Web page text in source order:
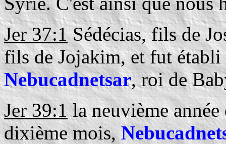
Jer 37:1Sédécias, fils de
fils de Jojakim, et fut établi
Nebucadnetsar, roi de
Jer 39:1la neuvième année
dixième mois,